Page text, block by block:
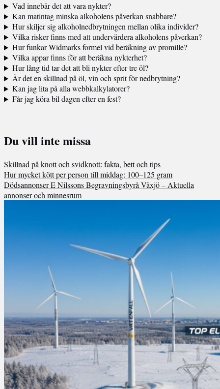
Vad innebär det att vara nykter?
Kan matintag minska alkoholens påverkan snabbare?
Hur skiljer sig alkoholnedbrytningen mellan olika individer?
Vilka risker finns med att undervärdera alkoholens påverkan?
Hur funkar Widmarks formel vid beräkning av promille?
Vilka appar finns för att beräkna nykterhet?
Hur lång tid tar det att bli nykter efter tre öl?
Är det en skillnad på öl, vin och sprit för nedbrytning?
Kan jag lita på alla webbkalkylatorer?
Får jag köra bil dagen efter en fest?
Du vill inte missa
Skillnad på knott och svidknott: fakta, bett och tips
Hur mycket kött per person till middag: 100–125 gram
Dödsannonser E Nilssons Begravningsbyrå Växjö – Aktuella
annonser och minnesrum